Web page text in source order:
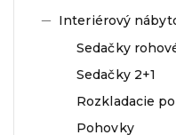
Interiérový
Sedačky
Sedačky 2+1
Rozkladacie
Pohovky